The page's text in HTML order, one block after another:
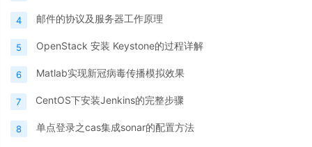
4 邮件的协议及服务器工作原理
5 OpenStack 安装 Keystone的过程详解
6 Matlab实现新冠病毒传播模拟效果
7 CentOS下安装Jenkins的完整步骤
8 单点登录之cas集成sonar的配置方法